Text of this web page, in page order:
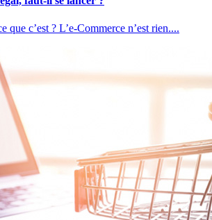
que c’est ? L’e-Commerce n’est rien....